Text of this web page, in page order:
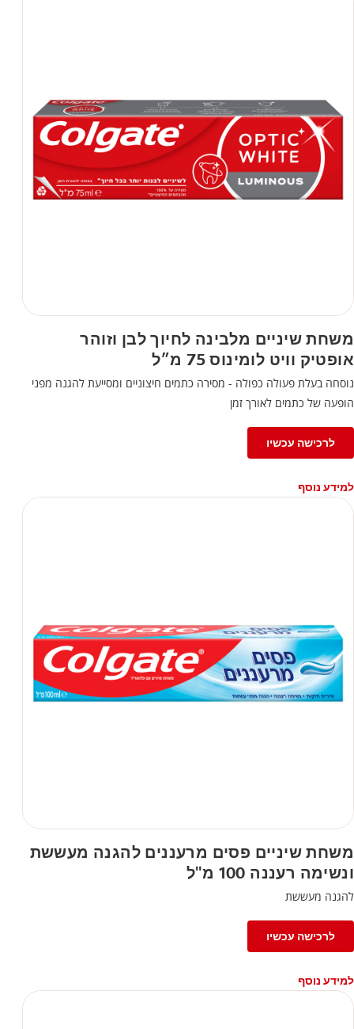
משחת שיניים מלבינה לחיוך לבן וזוהר
אופטיק וויט לומינוס 75 מ״ל
נוסחה בעלת פעולה כפולה - מסירה כתמים חיצוניים ומסייעת להגנה מפני
הופעה של כתמים לאורך זמן
לרכישה עכשיו
למידע נוסף
משחת שיניים פסים מרעננים להגנה מעששת
ונשימה רעננה 100 מ"ל
להגנה מעששת
לרכישה עכשיו
למידע נוסף